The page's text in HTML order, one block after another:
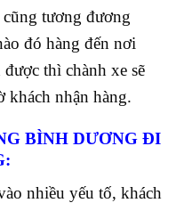
tương đương
đó hàng đến nơi
thì chành xe sẽ
khách nhận hàng.
BÌNH DƯƠNG ĐI
nhiều yếu tố, khách